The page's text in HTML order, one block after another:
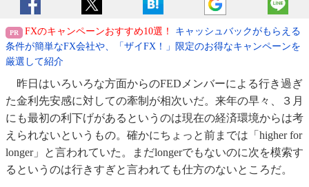
FXのキャンペーンおすすめ10選！
キャッシュバックがもらえる
条件が簡単なFX会社や、「ザイFX！」限定のお得なキャンペーンを
厳選して紹介
昨日はいろいろな方面からのFEDメンバーによる行き過ぎ
た金利先安感に対しての牽制が相次いだ。来年の早々、３月
にも最初の利下げがあるというのは現在の経済環境からは考
えられないというもの。確かにちょっと前までは「higher for
longer」と言われていた。まだlongerでもないのに次を模索す
るというのは行きすぎと言われても仕方のないところだ。